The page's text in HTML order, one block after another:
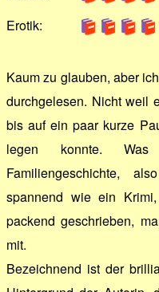
Erotik:
Kaum zu glauben, aber
durchgelesen. Nicht weil
bis auf ein paar kurze
legen konnte.
Familiengeschichte,
spannend wie ein
packend geschrieben,
mit.
Bezeichnend ist der